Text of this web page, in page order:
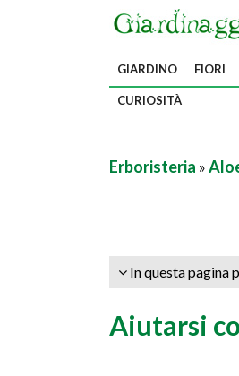
GIARDINO FIORI
CURIOSITÀ
Erboristeria »
In questa pagina
Aiutarsi